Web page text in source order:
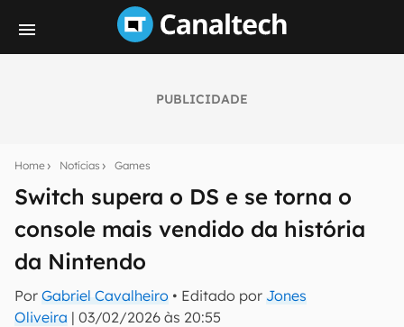
PUBLICIDADE
Home Notícias Games
Switch supera o DS e se torna o
console mais vendido da história
da Nintendo
Por Gabriel Cavalheiro • Editado por Jones
Oliveira | 03/02/2026 às 20:55
notícias e reviews sobre tecnologia em primeira
mão.
E-mail
inscreva-se